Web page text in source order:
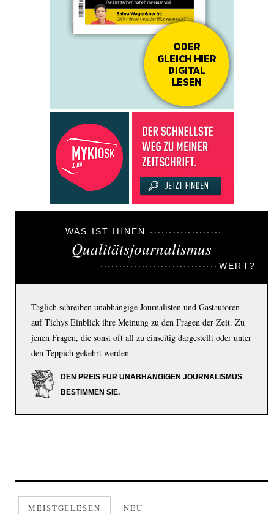
WAS IST IHNEN
Qualitätsjournalismus
WERT?
Täglich schreiben unabhängige Journalisten und Gastautoren
auf Tichys Einblick ihre Meinung zu den Fragen der Zeit. Zu
jenen Fragen, die sonst oft all zu einseitig dargestellt oder unter
den Teppich gekehrt werden.
DEN PREIS FÜR UNABHÄNGIGEN JOURNALISMUS
BESTIMMEN SIE.
MEISTGELESEN NEU